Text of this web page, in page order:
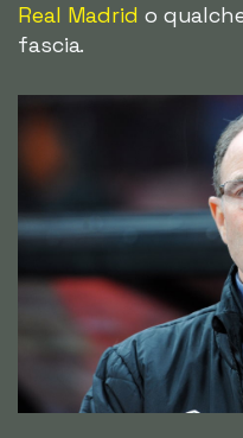
Real Madrid o
fascia.